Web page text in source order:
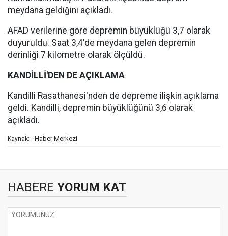
meydana geldiğini açıkladı.
AFAD verilerine göre depremin büyüklüğü 3,7 olarak
duyuruldu. Saat 3,4'de meydana gelen depremin
derinliği 7 kilometre olarak ölçüldü.
KANDİLLİ'DEN DE AÇIKLAMA
Kandilli Rasathanesi'nden de depreme ilişkin açıklama
geldi. Kandilli, depremin büyüklüğünü 3,6 olarak
açıkladı.
Kaynak: Haber Merkezi
HABERE YORUM KAT